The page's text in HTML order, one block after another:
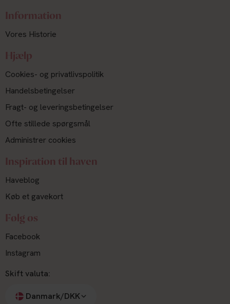
Information
Vores Historie
Hjælp
Cookies- og privatlivspolitik
Handelsbetingelser
Fragt- og leveringsbetingelser
Ofte stillede spørgsmål
Administrer cookies
Inspiration til haven
Haveblog
Køb et gavekort
Følg os
Facebook
Instagram
Skift valuta:
Danmark/DKK